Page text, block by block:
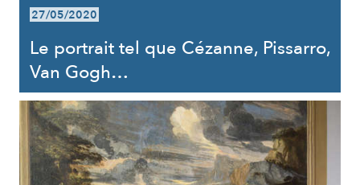
27/05/2020
Le portrait tel que Cézanne, Pissarro,
Van Gogh…